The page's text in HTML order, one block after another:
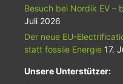
Besuch bei Nordik EV –
Juli 2026
Der neue EU-
statt fossile Energie 17.
Unsere Unterstützer: